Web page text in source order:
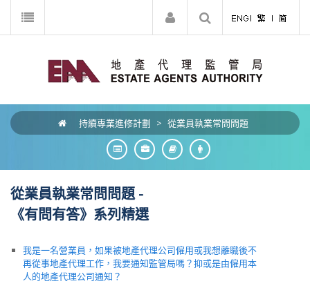
持續專業進修計劃 > 從業員執業常問問題
從業員執業常問問題 -
《有問有答》系列精選
我是一名營業員，如果被地產代理公司僱用或我想離職後不
再從事地產代理工作，我要通知監管局嗎？抑或是由僱用本
人的地產代理公司通知？